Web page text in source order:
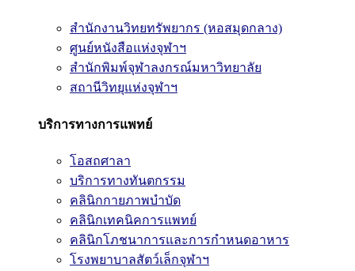
สำนักงานวิทยทรัพยากร (หอสมุดกลาง)
ศูนย์หนังสือแห่งจุฬาฯ
สำนักพิมพ์จุฬาลงกรณ์มหาวิทยาลัย
สถานีวิทยุแห่งจุฬาฯ
บริการทางการแพทย์
โอสถศาลา
บริการทางทันตกรรม
คลินิกกายภาพบำบัด
คลินิกเทคนิคการแพทย์
คลินิกโภชนาการและการกำหนดอาหาร
โรงพยาบาลสัตว์เล็กจุฬาฯ